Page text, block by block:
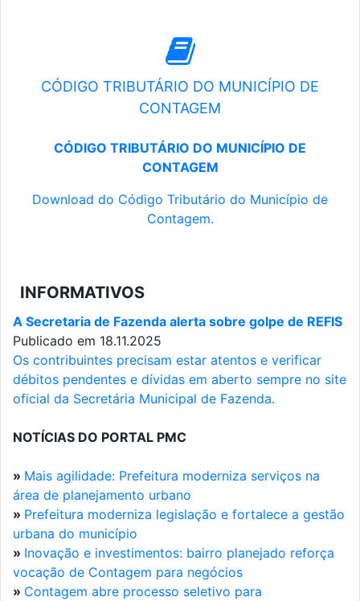
CÓDIGO TRIBUTÁRIO DO MUNICÍPIO DE
CONTAGEM
CÓDIGO TRIBUTÁRIO DO MUNICÍPIO DE
CONTAGEM
Download do Código Tributário do Município de
Contagem.
INFORMATIVOS
A Secretaria de Fazenda alerta sobre golpe de REFIS
Publicado em 18.11.2025
Os contribuintes precisam estar atentos e verificar
débitos pendentes e dívidas em aberto sempre no site
oficial da Secretária Municipal de Fazenda.
NOTÍCIAS DO PORTAL PMC
» Mais agilidade: Prefeitura moderniza serviços na
área de planejamento urbano
» Prefeitura moderniza legislação e fortalece a gestão
urbana do município
» Inovação e investimentos: bairro planejado reforça
vocação de Contagem para negócios
» Contagem abre processo seletivo para